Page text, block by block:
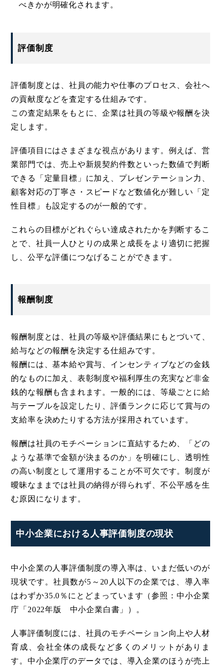
べきかが明確化されます。
評価制度
評価制度とは、社員の能力や仕事のプロセス、会社へ
の貢献度などを査定する仕組みです。
この査定結果をもとに、企業は社員の等級や報酬を決
定します。
評価項目にはさまざまな視点があります。例えば、営
業部門では、売上や新規契約件数といった数値で判断
できる「定量目標」に加え、プレゼンテーション力、
顧客対応の丁寧さ・スピードなど数値化が難しい「定
性目標」も設定するのが一般的です。
これらの目標がどれぐらい達成されたかを判断するこ
とで、社員一人ひとりの成果と成長をより適切に把握
し、公平な評価につなげることができます。
報酬制度
報酬制度とは、社員の等級や評価結果にもとづいて、
給与などの報酬を決定する仕組みです。
報酬には、基本給や賞与、インセンティブなどの金銭
的なものに加え、表彰制度や福利厚生の充実など非金
銭的な報酬も含まれます。一般的には、等級ごとに給
与テーブルを設定したり、評価ランクに応じて賞与の
支給率を決めたりする方法が採用されています。
報酬は社員のモチベーションに直結するため、「どの
ような基準で金額が決まるのか」を明確にし、透明性
の高い制度として運用することが不可欠です。制度が
曖昧なままでは社員の納得が得られず、不公平感を生
む原因になります。
中小企業における人事評価制度の現状
中小企業の人事評価制度の導入率は、いまだ低いのが
現状です。社員数が5～20人以下の企業では、導入率
はわずか35.0％にとどまっています（参照：中小企業
庁「2022年版 中小企業白書」）。
人事評価制度には、社員のモチベーション向上や人材
育成、会社全体の成長など多くのメリットがありま
す。中小企業庁のデータでは、導入企業のほうが売上